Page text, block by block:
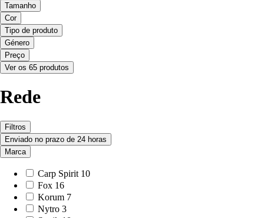
Tamanho
Cor
Tipo de produto
Género
Preço
Ver os 65 produtos
Rede
Filtros
Enviado no prazo de 24 horas
Marca
Carp Spirit 10
Fox 16
Korum 7
Nytro 3